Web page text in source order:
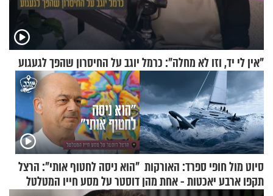
"אין לי יד, וזו לא מחלה": כרמל יוגב על החיסרון שהפך לגעגוע
סיוט מול חופי ספרד: האורקות
תקפו ארבע יאכטות - אחת מהן
"הוא ניסה לחטוף אותי": הרצל
דוסטר על מסע חייו המטלטל